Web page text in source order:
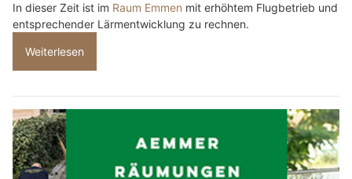
In dieser Zeit ist im Raum Emmen mit erhöhtem Flugbetrieb und
entsprechender Lärmentwicklung zu rechnen.
Weiterlesen